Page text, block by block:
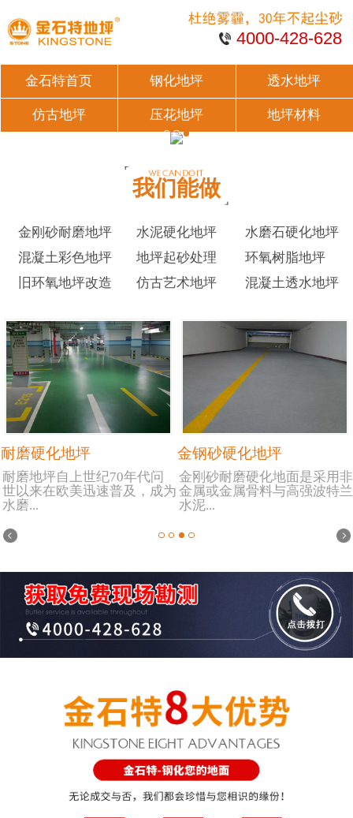
4000-428-628
金石特首页 钢化地坪 透水地坪
仿古地坪 压花地坪 地坪材料
我们能做
金刚砂耐磨地坪 水泥硬化地坪
水磨石硬化地坪
混凝土彩色地坪
地坪起砂处理
环氧树脂地坪
旧环氧地坪改造
仿古艺术地坪 混凝土透水地坪
耐磨硬化地坪
耐磨地坪自上世纪70年代问
世以来在欧美迅速普及，成为
水磨...
金钢砂硬化地坪
金刚砂耐磨硬化地面是采用非
金属或金属骨料与高强波特兰
水泥...